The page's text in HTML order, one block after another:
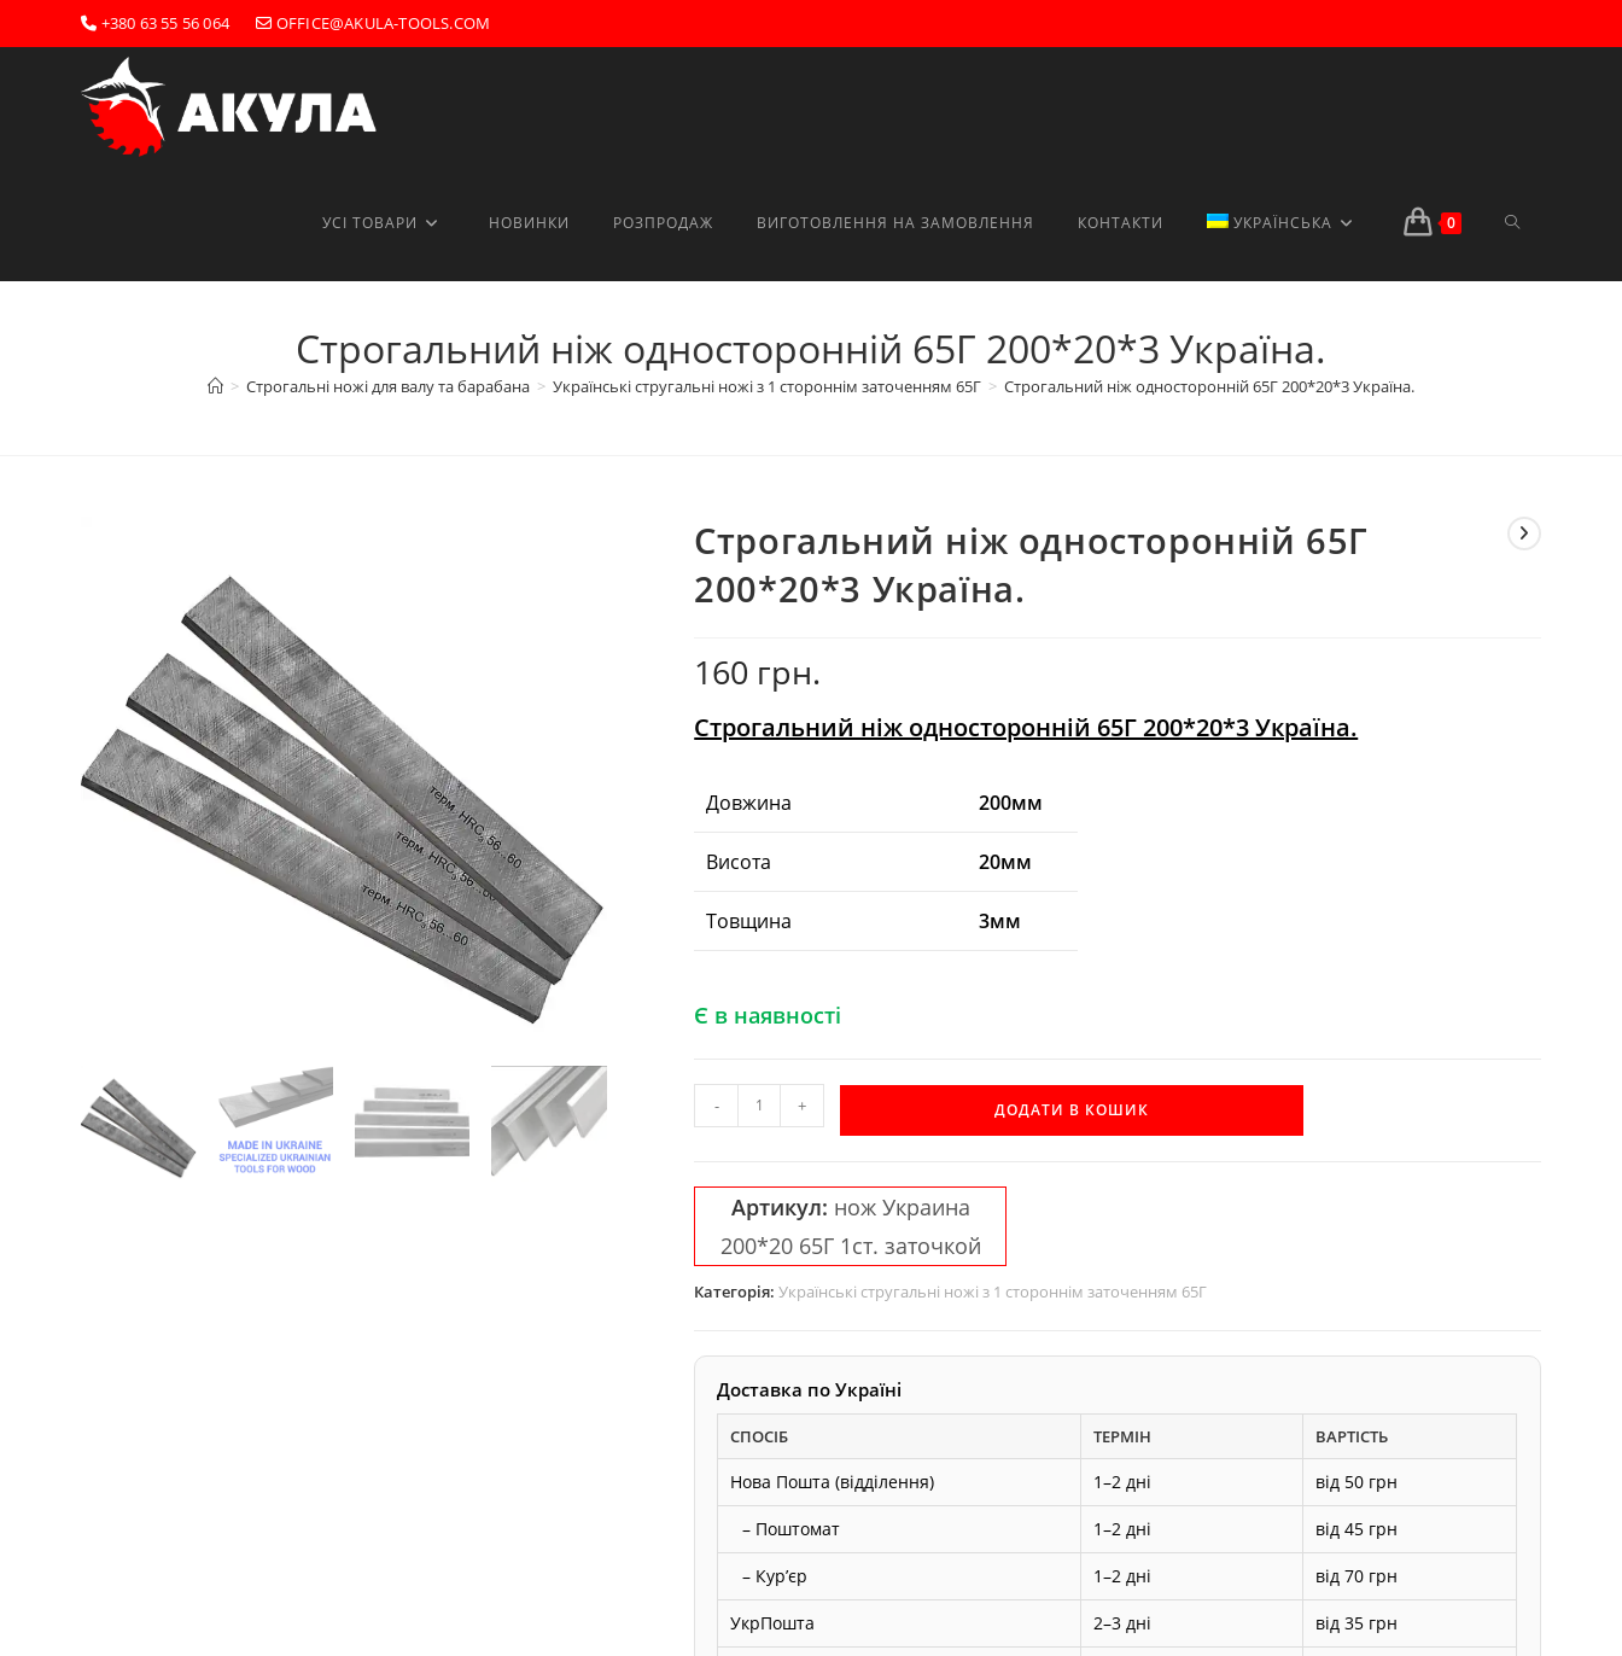
до
+380 63 55 56 064 OFFICE@AKULA-TOOLS.COM
УСІ ТОВАРИ НОВИНКИ РОЗПРОДАЖ ВИГОТОВЛЕННЯ НА ЗАМОВЛЕННЯ КОНТАКТИ УКРАЇНСЬКА 0 ПЕРЕМКНУТИ
Строгальний ніж односторонній 65Г 200*20*3 Україна.
> Строгальні ножі для валу та барабана > Українські стругальні ножі з 1 стороннім заточенням 65Г > Строгальний ніж односторонній 65Г 200*20*3 Україна.
Строгальний ніж односторонній 65Г
200*20*3 Україна.
160 грн.
Строгальний ніж односторонній 65Г 200*20*3 Україна.
Довжина 200мм
Висота 20мм
Товщина 3мм
Є в наявності
Строгальний
ніж
65Г
200*20*3
Україна.
- + ДОДАТИ В КОШИК
Артикул: нож Украина
200*20 65Г 1ст. заточкой
Категорія:Українські стругальні ножі з 1 стороннім заточенням 65Г
Доставка по Україні
СПОСІБ ТЕРМІН ВАРТІСТЬ
Нова Пошта (відділення) 1–2 дні від 50 грн
– Поштомат 1–2 дні від 45 грн
– Курʼєр 1–2 дні від 70 грн
УкрПошта 2–3 дні від 35 грн